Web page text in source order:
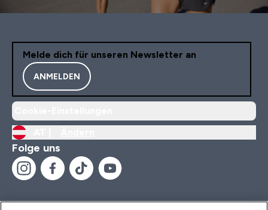
Melde dich für unseren Newsletter an
ANMELDEN
Folge uns